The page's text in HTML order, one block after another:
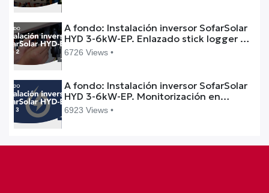
A fondo: Instalación inversor SofarSolar
HYD 3-6kW-EP. Enlazado stick logger a
red. Parte (2/3)
6726 Views •
A fondo: Instalación inversor SofarSolar
HYD 3-6kW-EP. Monitorización en
Solarman. Parte (3/3)
6923 Views •